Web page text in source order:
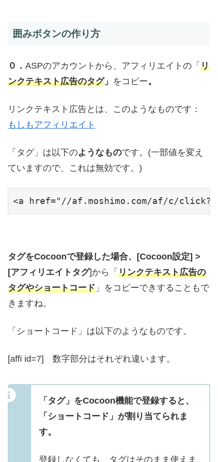
囲みボタンの作り方
０． ASPのアカウントから、アフィリエイトの「 リ
ンクテキスト広告のタグ」 をコピー。
リンクテキスト広告とは、このようなものです：
もしもアフィリエイト
「タグ」は以下のようなものです。(一部値を変え
ていますので、これは無効です。)
<a href="//af.moshimo.com/af/c/
タグをCocoonで登録した場合、[Cocoon設定] >
[アフィリエイトタグ]から「 リンクテキスト広告の
タグやショートコード 」をコピーできすることもで
きますね。
「ショートコード」は以下のようなものです。
[affi id=7] 数字部分はそれぞれ違います。
「タグ」をCocoon機能で登録すると、
「ショートコード」が割り当てられま
す。
登録しなくても、タグはそのまま使えま